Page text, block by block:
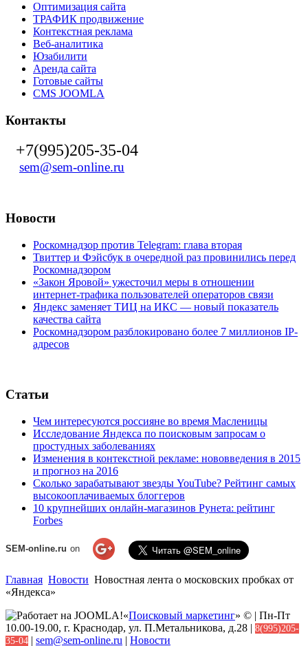
Оптимизация сайта
ТРАФИК продвижение
Контекстная реклама
Веб-аналитика
Юзабилити
Аренда сайта
Готовые сайты
CMS JOOMLA
Контакты
+7(995)205-35-04
sem@sem-online.ru
Новости
Роскомнадзор против Telegram: глава вторая
Твиттер и Фэйсбук в очередной раз провинились перед
Роскомнадзором
«Закон Яровой» ужесточил меры в отношении
интернет-трафика пользователей операторов связи
Яндекс заменяет ТИЦ на ИКС — новый показатель
качества сайта
Роскомнадзором разблокировано более 7 миллионов IP-
адресов
Статьи
Чем интересуются россияне во время Масленицы
Исследование Яндекса по поисковым запросам о
простудных заболеваниях
Изменения в контекстной рекламе: нововведения в 2015
и прогноз на 2016
Сколько зарабатывают звезды YouTube? Рейтинг самых
высокооплачиваемых блоггеров
10 крупнейших онлайн-магазинов Рунета: рейтинг
Forbes
SEM-online.ru on
Главная Новости Новостная лента о московских пробках от
«Яндекса»
«Поисковый маркетинг» © | Пн-Пт
10.00-19.00, г. Краснодар, ул. П.Метальникова, д.28 | 8(995)205-
35-04 | sem@sem-online.ru | Новости